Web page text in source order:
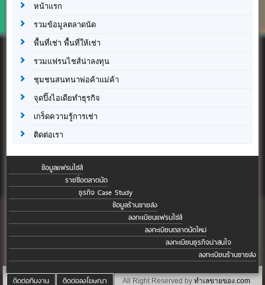
หน้าแรก
รวมข้อมูลตลาดนัด
พื้นที่เช่า พื้นที่ให้เช่า
รวมแฟรนไชส์น่าลงทุน
ชุมชนสนทนาพ่อค้าแม่ค้า
จุดปิ๊งไอเดียทำธุรกิจ
เกร็ดความรู้การเช่า
ติดต่อเรา
ข้อมูลแฟรนไชส์
รายชื่อตลาดนัด
ธุรกิจ Case Study
ข้อมูลร้านขายส่ง
ลงทะเบียนแฟรนไชส์
ลงทะเบียนตลาดนัดใหม่
ลงทะเบียนธุรกิจน่าสนใจ
ลงทะเบียนร้านขายส่ง
ติดต่อทีมงาน ติดต่อลงโฆษณา All Right Reserved by ทำเลขายของ.com